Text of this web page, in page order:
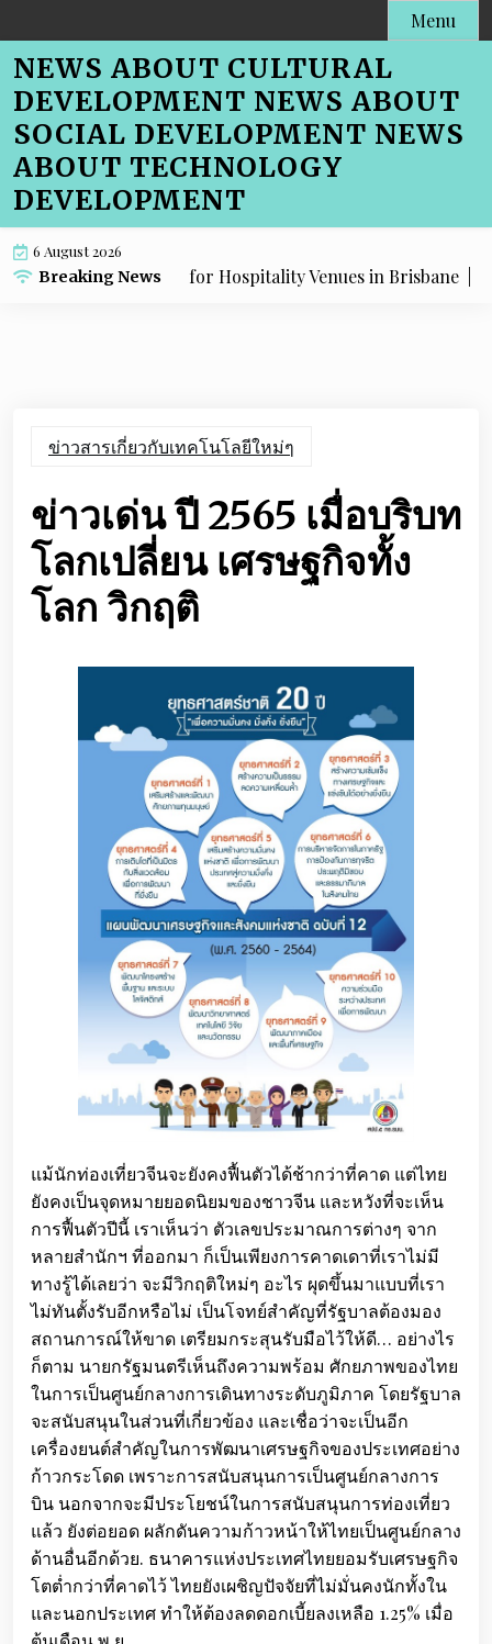
to
content
Menu
NEWS ABOUT CULTURAL
DEVELOPMENT NEWS ABOUT
SOCIAL DEVELOPMENT NEWS
ABOUT TECHNOLOGY
DEVELOPMENT
6 August 2026
Breaking News
SEO Advice for Hospitality Venues in Brisbane |Cafe
ข่าวสารเกี่ยวกับเทคโนโลยีใหม่ๆ
ข่าวเด่น ปี 2565 เมื่อบริบท
โลกเปลี่ยน เศรษฐกิจทั้ง
โลก วิกฤติ
แม้นักท่องเที่ยวจีนจะยังคงฟื้นตัวได้ช้ากว่าที่คาด แต่ไทย
ยังคงเป็นจุดหมายยอดนิยมของชาวจีน และหวังที่จะเห็น
การฟื้นตัวปีนี้ เราเห็นว่า ตัวเลขประมาณการต่างๆ จาก
หลายสำนักฯ ที่ออกมา ก็เป็นเพียงการคาดเดาที่เราไม่มี
ทางรู้ได้เลยว่า จะมีวิกฤติใหม่ๆ อะไร ผุดขึ้นมาแบบที่เรา
ไม่ทันตั้งรับอีกหรือไม่ เป็นโจทย์สำคัญที่รัฐบาลต้องมอง
สถานการณ์ให้ขาด เตรียมกระสุนรับมือไว้ให้ดี… อย่างไร
ก็ตาม นายกรัฐมนตรีเห็นถึงความพร้อม ศักยภาพของไทย
ในการเป็นศูนย์กลางการเดินทางระดับภูมิภาค โดยรัฐบาล
จะสนับสนุนในส่วนที่เกี่ยวข้อง และเชื่อว่าจะเป็นอีก
เครื่องยนต์สำคัญในการพัฒนาเศรษฐกิจของประเทศอย่าง
ก้าวกระโดด เพราะการสนับสนุนการเป็นศูนย์กลางการ
บิน นอกจากจะมีประโยชน์ในการสนับสนุนการท่องเที่ยว
แล้ว ยังต่อยอด ผลักดันความก้าวหน้าให้ไทยเป็นศูนย์กลาง
ด้านอื่นอีกด้วย. ธนาคารแห่งประเทศไทยยอมรับเศรษฐกิจ
โตต่ำกว่าที่คาดไว้ ไทยยังเผชิญปัจจัยที่ไม่มั่นคงนักทั้งใน
และนอกประเทศ ทำให้ต้องลดดอกเบี้ยลงเหลือ 1.25% เมื่อ